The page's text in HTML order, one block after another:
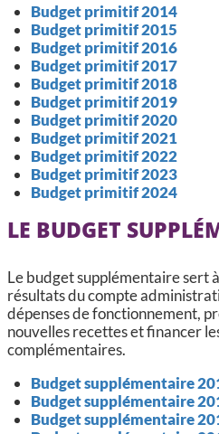
Budget primitif 2014
Budget primitif 2015
Budget primitif 2016
Budget primitif 2017
Budget primitif 2018
Budget primitif 2019
Budget primitif 2020
Budget primitif 2021
Budget primitif 2022
Budget primitif 2023
Budget primitif 2024
LE BUDGET
Le budget supplémentaire sert
résultats du compte
dépenses de fonctionnement,
nouvelles recettes et financer
complémentaires.
Budget supplémentaire
Budget supplémentaire
Budget supplémentaire